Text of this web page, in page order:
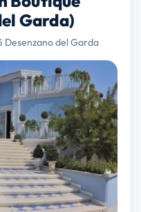
Garda)
Desenzano del Garda